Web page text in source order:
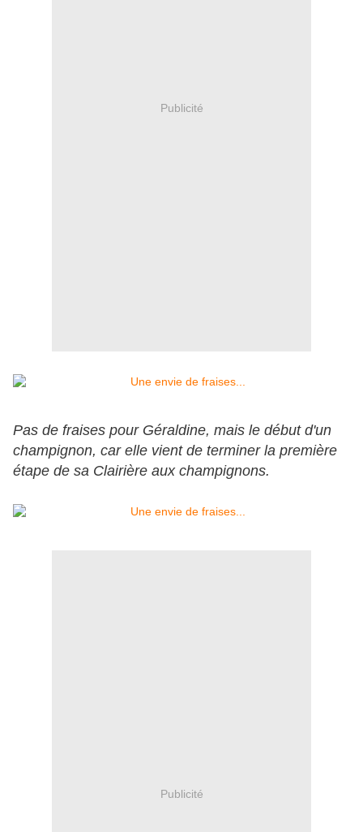
Publicité
Pas de fraises pour Géraldine, mais le début d'un
champignon, car elle vient de terminer la première
étape de sa Clairière aux champignons.
Publicité